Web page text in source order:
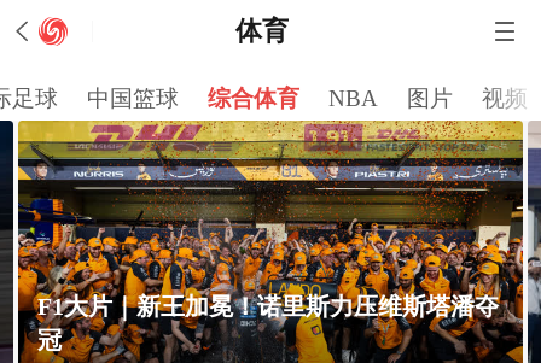
体育
足球 中国篮球 综合体育 NBA 图片 视频
维斯塔潘夺
F1大片｜决战阿布扎比！维斯塔